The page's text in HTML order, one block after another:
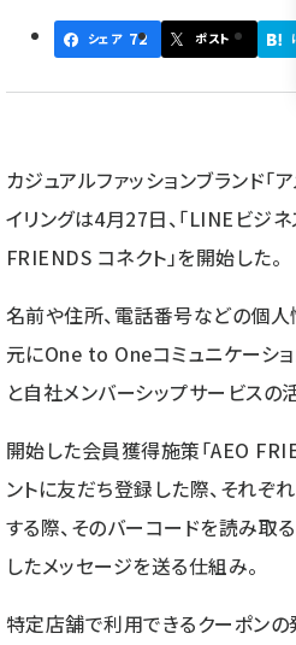
シェア 72 ポスト
カジュアルファッションブランド「
イリングは4月27日、「LINEビジ
FRIENDS コネクト」を開始した。
名前や住所、電話番号などの個
元にOne to Oneコミュニケーシ
と自社メンバーシップサービスの
開始した会員獲得施策「AEO
ントに友だち登録した際、それぞ
する際、そのバーコードを読み取
したメッセージを送る仕組み。
特定店舗で利用できるクーポンの